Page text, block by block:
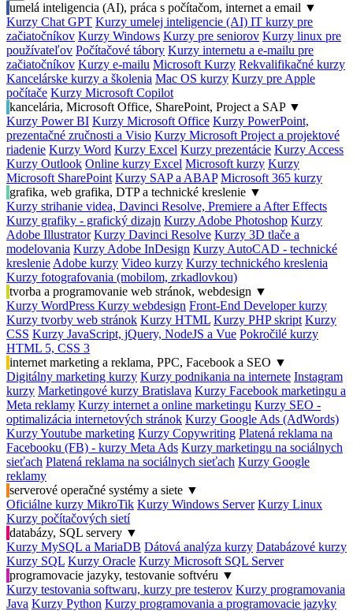
umelá inteligencia (AI), práca s počítačom, internet a email ▼
Kurzy Chat GPT Kurzy umelej inteligencie (AI) IT kurzy pre
začiatočníkov Kurzy Windows Kurzy pre seniorov Kurzy linux pre
používateľov Počítačové tábory Kurzy internetu a e-mailu pre
začiatočníkov Kurzy e-mailu Microsoft Kurzy Rekvalifikačné kurzy
Kancelárske kurzy a školenia Mac OS kurzy Kurzy pre Apple
počítače Kurzy Microsoft Copilot
kancelária, Microsoft Office, SharePoint, Project a SAP ▼
Kurzy Power BI Kurzy Microsoft Office Kurzy PowerPoint,
prezentačné zručnosti a Visio Kurzy Microsoft Project a projektové
riadenie Kurzy Word Kurzy Excel Kurzy prezentácie Kurzy Access
Kurzy Outlook Online kurzy Excel Microsoft kurzy Kurzy
Microsoft SharePoint Kurzy SAP a ABAP Microsoft 365 kurzy
grafika, web grafika, DTP a technické kreslenie ▼
Kurzy strihanie videa, Davinci Resolve, Premiere a After Effects
Kurzy grafiky - grafický dizajn Kurzy Adobe Photoshop Kurzy
Adobe Illustrator Kurzy Davinci Resolve Kurzy 3D tlače a
modelovania Kurzy Adobe InDesign Kurzy AutoCAD - technické
kreslenie Adobe kurzy Video kurzy Kurzy technického kreslenia
Kurzy fotografovania (mobilom, zrkadlovkou)
tvorba a programovanie web stránok, webdesign ▼
Kurzy WordPress Kurzy webdesign Front-End Developer kurzy
Kurzy tvorby web stránok Kurzy HTML Kurzy PHP skript Kurzy
CSS Kurzy JavaScript, jQuery, NodeJS a Vue Pokročilé kurzy
HTML 5, CSS 3
internet marketing a reklama, PPC, Facebook a SEO ▼
Digitálny marketing kurzy Kurzy podnikania na internete Instagram
kurzy Marketingové kurzy Bratislava Kurzy Facebook marketingu a
Meta reklamy Kurzy internet a online marketingu Kurzy SEO -
optimalizácia internetových stránok Kurzy Google Ads (AdWords)
Kurzy Youtube marketing Kurzy Copywriting Platená reklama na
Facebooku (FB) - kurzy Meta Ads Kurzy marketingu na sociálnych
sieťach Platená reklama na sociálnych sieťach Kurzy Google
reklamy
serverové operačné systémy a siete ▼
Oficiálne kurzy MikroTik Kurzy Windows Server Kurzy Linux
Kurzy počítačových sietí
databázy, SQL servery ▼
Kurzy MySQL a MariaDB Dátová analýza kurzy Databázové kurzy
Kurzy SQL Kurzy Oracle Kurzy Microsoft SQL Server
programovacie jazyky, testovanie softvéru ▼
Kurzy testovania softwaru, kurzy pre testerov Kurzy programovania
Java Kurzy Python Kurzy programovania a programovacie jazyky